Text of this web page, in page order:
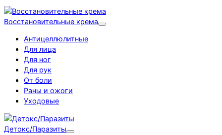
Восстановительные крема
Антицеллюлитные
Для лица
Для ног
Для рук
От боли
Раны и ожоги
Уходовые
Детокс/Паразиты